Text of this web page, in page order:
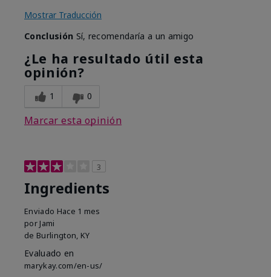
Mostrar Traducción
Conclusión Sí, recomendaría a un amigo
¿Le ha resultado útil esta
opinión?
1 0
Marcar esta opinión
3
Ingredients
Enviado Hace 1 mes
por Jami
de Burlington, KY
Evaluado en
marykay.com/en-us/